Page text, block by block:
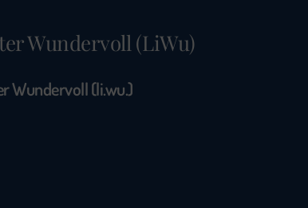
Wundervoll (LiWu)
Wundervoll (li.wu.)